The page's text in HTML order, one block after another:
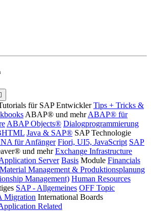
für SAP Entwickler Tips + Tricks &
ABAP® und mehr ABAP® für
ABAP Objects® Dialogprogrammierung
Java & SAP® SAP Technologie
für Anfänger Fiori, UI5, JavaScript SAP
und mehr Exchange Infrastructure
Server Basis Module Financials
Material Management & Produktionsplanung
Management) Human Resources
SAP - Allgemeines OFF Topic
Migration International Boards
Related